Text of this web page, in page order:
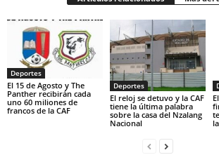
Deportes
El 15 de Agosto y The
Panther recibirán cada
uno 60 miliones de
francos de la CAF
Deportes
El reloj se detuvo y la CAF
tiene la última palabra
sobre la casa del Nzalang
Nacional